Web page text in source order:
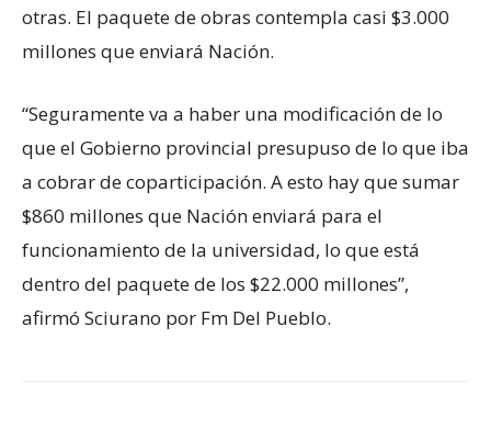
otras. El paquete de obras contempla casi $3.000
millones que enviará Nación.
“Seguramente va a haber una modificación de lo
que el Gobierno provincial presupuso de lo que iba
a cobrar de coparticipación. A esto hay que sumar
$860 millones que Nación enviará para el
funcionamiento de la universidad, lo que está
dentro del paquete de los $22.000 millones”,
afirmó Sciurano por Fm Del Pueblo.